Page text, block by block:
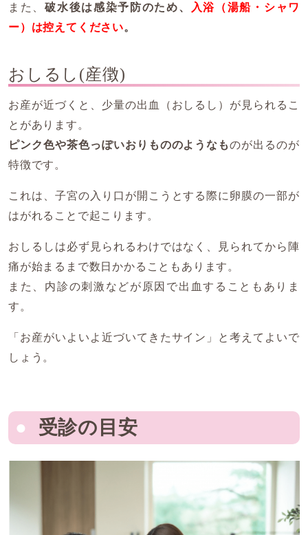
また、破水後は感染予防のため、
入浴（湯船・シャワ
ー）は控えてください。
おしるし(産徴)
お産が近づくと、少量の出血（おしるし）が見られるこ
とがあります。
ピンク色や茶色っぽいおりもののようなものが出るのが
特徴です。
これは、子宮の入り口が開こうとする際に卵膜の一部が
はがれることで起こります。
おしるしは必ず見られるわけではなく、見られてから陣
痛が始まるまで数日かかることもあります。
また、内診の刺激などが原因で出血することもありま
す。
「お産がいよいよ近づいてきたサイン」と考えてよいで
しょう。
受診の目安